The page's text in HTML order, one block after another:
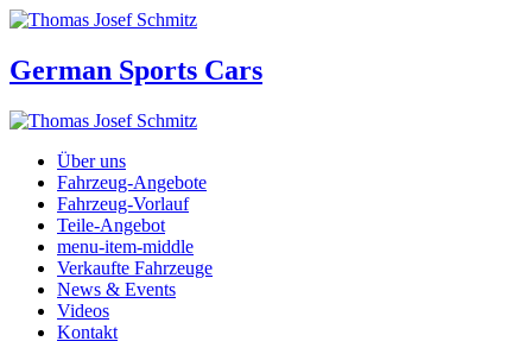
German Sports Cars
Über uns
Fahrzeug-Angebote
Fahrzeug-Vorlauf
Teile-Angebot
menu-item-middle
Verkaufte Fahrzeuge
News & Events
Videos
Kontakt